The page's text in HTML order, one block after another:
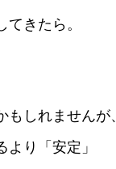
きたら。
しれませんが、
り「安定」